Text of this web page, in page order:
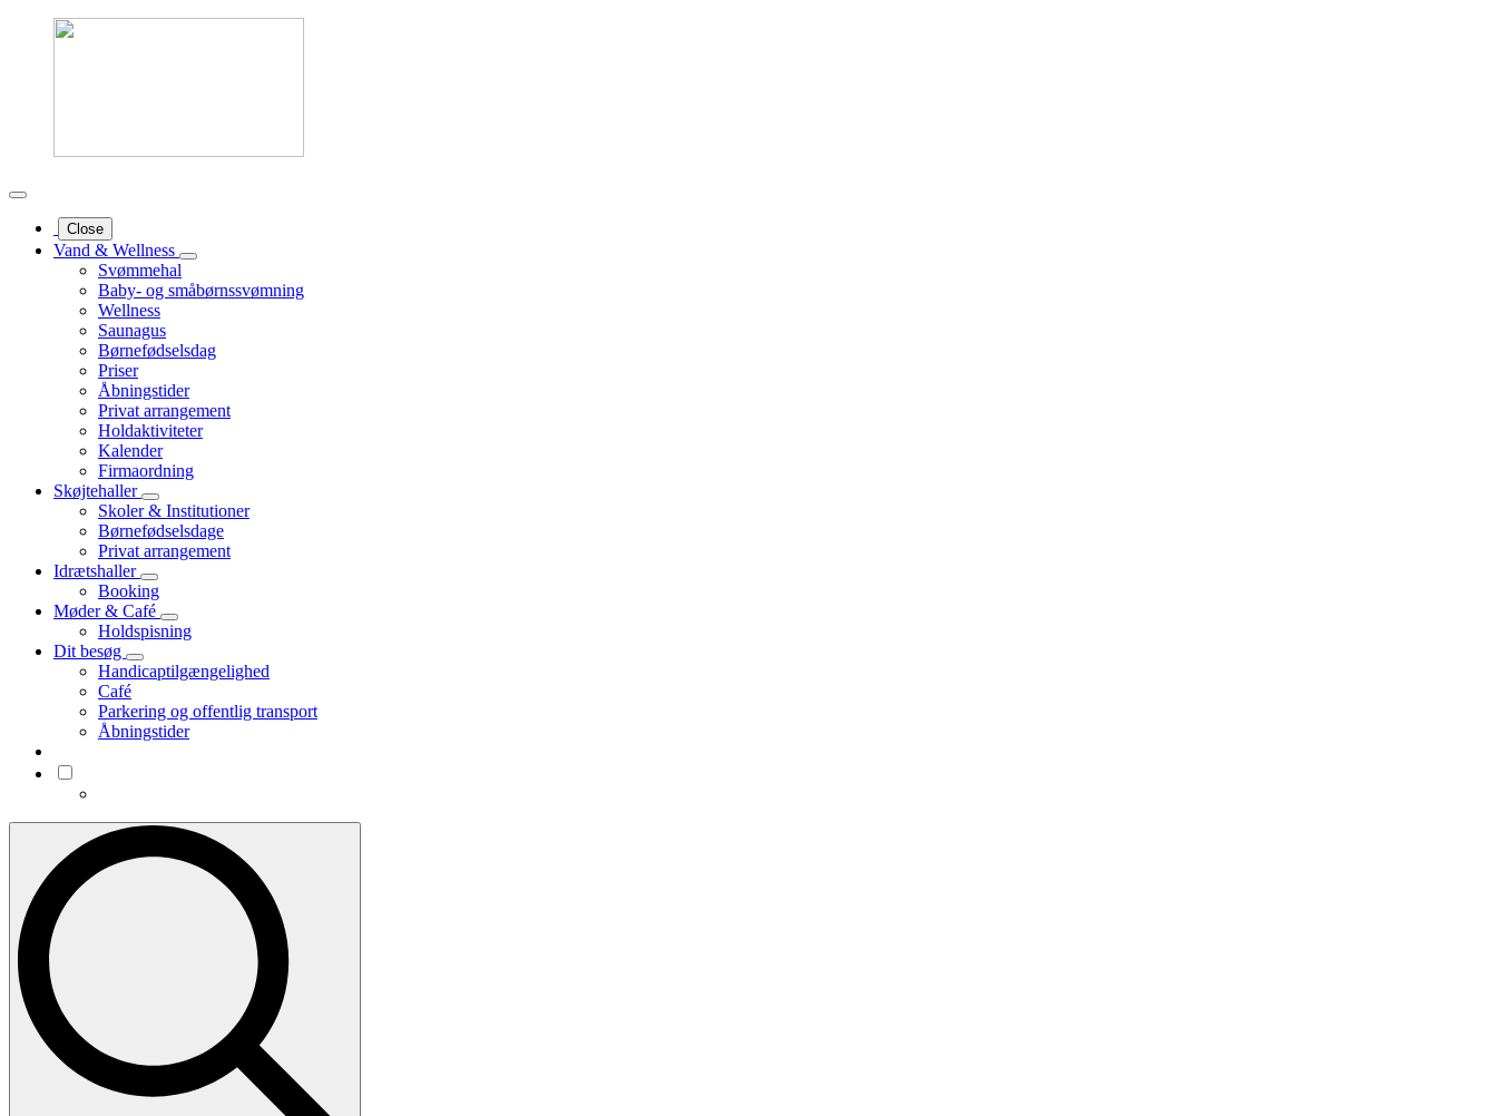
Close
Vand & Wellness
Svømmehal
Baby- og småbørnssvømning
Wellness
Saunagus
Børnefødselsdag
Priser
Åbningstider
Privat arrangement
Holdaktiviteter
Kalender
Firmaordning
Skøjtehaller
Skoler & Institutioner
Børnefødselsdage
Privat arrangement
Idrætshaller
Booking
Møder & Café
Holdspisning
Dit besøg
Handicaptilgængelighed
Café
Parkering og offentlig transport
Åbningstider